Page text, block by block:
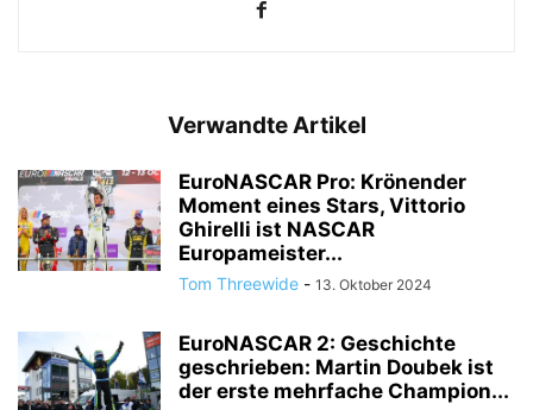
Verwandte Artikel
EuroNASCAR Pro: Krönender
Moment eines Stars, Vittorio
Ghirelli ist NASCAR
Europameister...
Tom Threewide - 13. Oktober 2024
EuroNASCAR 2: Geschichte
geschrieben: Martin Doubek ist
der erste mehrfache Champion...